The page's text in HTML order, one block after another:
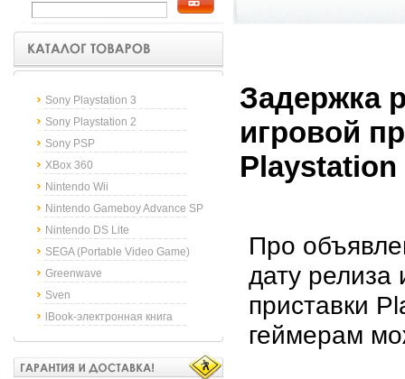
Sony Playstation 3
Sony Playstation 2
Sony PSP
XBox 360
Nintendo Wii
Nintendo Gameboy Advance SP
Nintendo DS Lite
SEGA (Portable Video Game)
Greenwave
Sven
lBook-электронная книга
Задержка
игровой
Playstation
Про
дату релиза
приставки
геймерам